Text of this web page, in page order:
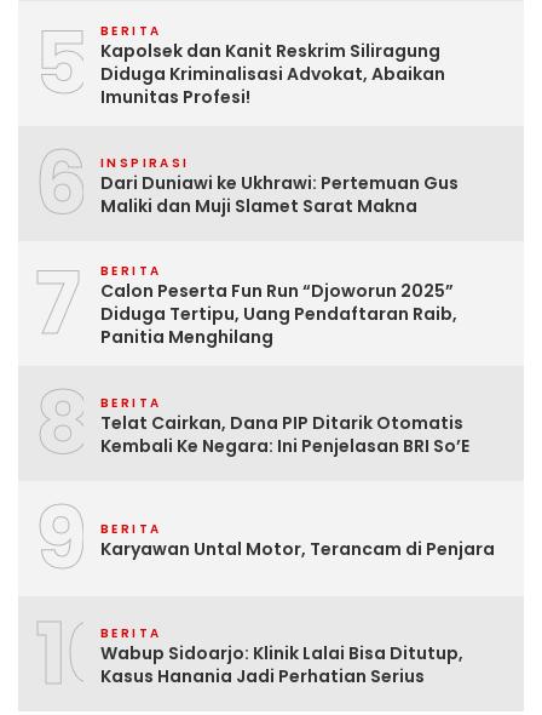
5 BERITA
Kapolsek dan Kanit Reskrim Siliragung
Diduga Kriminalisasi Advokat, Abaikan
Imunitas Profesi!
6 INSPIRASI
Dari Duniawi ke Ukhrawi: Pertemuan Gus
Maliki dan Muji Slamet Sarat Makna
7 BERITA
Calon Peserta Fun Run “Djoworun 2025”
Diduga Tertipu, Uang Pendaftaran Raib,
Panitia Menghilang
8 BERITA
Telat Cairkan, Dana PIP Ditarik Otomatis
Kembali Ke Negara: Ini Penjelasan BRI So’E
9 BERITA
Karyawan Untal Motor, Terancam di Penjara
10BERITA
Wabup Sidoarjo: Klinik Lalai Bisa Ditutup,
Kasus Hanania Jadi Perhatian Serius